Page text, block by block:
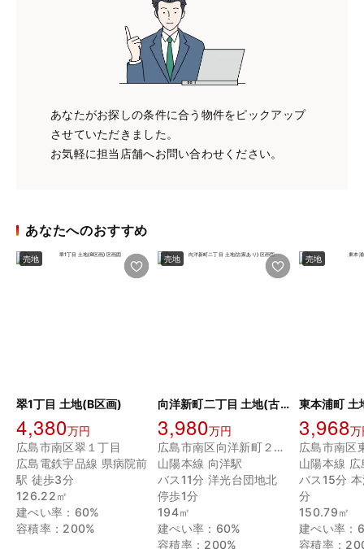
あなたがお探しの条件に合う物件をピックアップ
させていただきました。
お気軽に担当店舗へお問い合わせください。
あなたへのおすすめ
売地
翠1丁目 土地(B区画)
4,380万円
広島市南区翠１丁目
広島電鉄宇品線 県病院前
駅 徒歩3分
126.22㎡
建ぺい率：60%
容積率：200%
売地
向洋新町二丁目 土地(古家あり)
3,980万円
広島市南区向洋新町２丁目
山陽本線 向洋駅
バス11分 洋光台団地北
停歩1分
194㎡
建ぺい率：60%
容積率：200%
売地
東本浦町 土
3,968万
広島市南区
山陽本線 広
バス15分
分
150.79㎡
建ぺい率：
容積率：